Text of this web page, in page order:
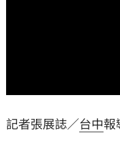
記者張展誌／台中報